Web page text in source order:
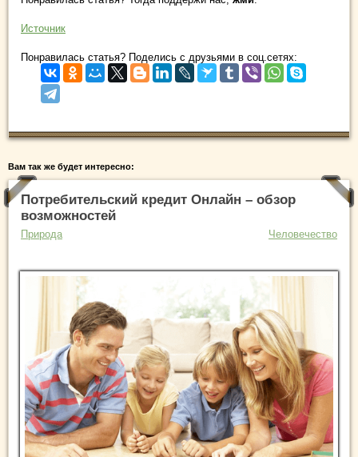
Источник
Понравилась статья? Поделись с друзьями в соц.сетях:
Вам так же будет интересно:
Потребительский кредит Онлайн – обзор
возможностей
Природа Человечество